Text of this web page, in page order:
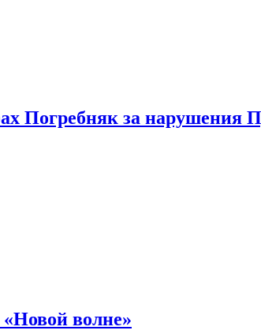
Погребняк за нарушения
волне»